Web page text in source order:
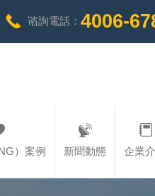
谘詢電話： 4006-
）案例 新聞動態 企業